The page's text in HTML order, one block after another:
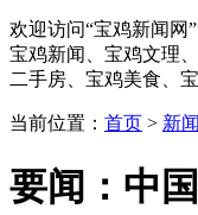
欢迎访问“宝鸡新闻网
宝鸡新闻、宝鸡文理
二手房、宝鸡美食、
当前位置： 首页 > 新闻
要闻：中